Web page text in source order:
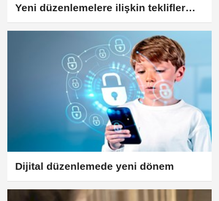
Yeni düzenlemelere ilişkin teklifler
görüşülecek
Dijital düzenlemede yeni dönem